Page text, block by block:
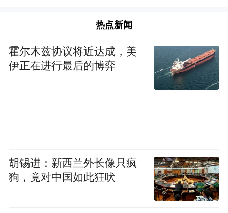
也是这样，祖先活着的时候特别有能力，祖
先可以成为英雄。在原始思维的情况下，祖
先就有神性，就有神力，祖先死了以后就成
军事关乎到一个国家的生死存亡，祭祀关乎
到人与神的合作关系。
热点新闻
霍尔木兹协议将近达成，美
伊正在进行最后的博弈
胡锡进：新西兰外长像只疯
狗，竟对中国如此狂吠